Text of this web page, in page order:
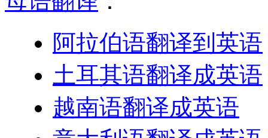
阿拉伯语翻译到英语
土耳其语翻译成英语
越南语翻译成英语